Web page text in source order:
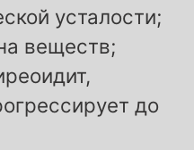
усталости;
веществ;
до